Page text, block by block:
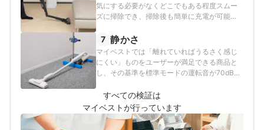
気にする必要がなくどこでもある程度スムー
ズに掃除でき、掃除後も簡単に充電が可能」
下の方法で検証を行いました。
7 静かさ
マイベストでは「離れていればうるさく感じ
にくい」ものをユーザーが満足できる商品と
し、その基準を標準モードの運転音が70dB以
すべての検証は
マイベストが行っています